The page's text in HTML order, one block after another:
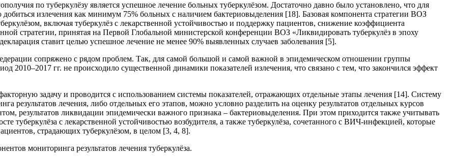
по туберкулёзу является успешное лечение больных туберкулёзом. Достаточно давно было установлено, что для
излечения как минимум 75% больных с наличием бактериовыделения [18]. Базовая компонента стратегии ВОЗ
включая туберкулёз с лекарственной устойчивостью и поддержку пациентов, снижение коэффициента
стратегии, принятая на Первой Глобальной министерской конференции ВОЗ «Ликвидировать туберкулёз в эпоху
ставит целью успешное лечение не менее 90% выявленных случаев заболевания [5].
сопряжено с рядом проблем. Так, для самой большой и самой важной в эпидемическом отношении группы
2010–2017 гг. не происходило существенной динамики показателей излечения, что связано с тем, что закончился эффект
задачу и проводится с использованием системы показателей, отражающих отдельные этапы лечения [14]. Систему
результатов лечения, либо отдельных его этапов, можно условно разделить на оценку результатов отдельных курсов
результатов ликвидации эпидемически важного признака – бактериовыделения. При этом приходится также учитывать
туберкулёза с лекарственной устойчивостью возбудителя, а также туберкулёза, сочетанного с ВИЧ-инфекцией, которые
страдающих туберкулёзом, в целом [3, 4, 8].
мониторинга результатов лечения туберкулёза.